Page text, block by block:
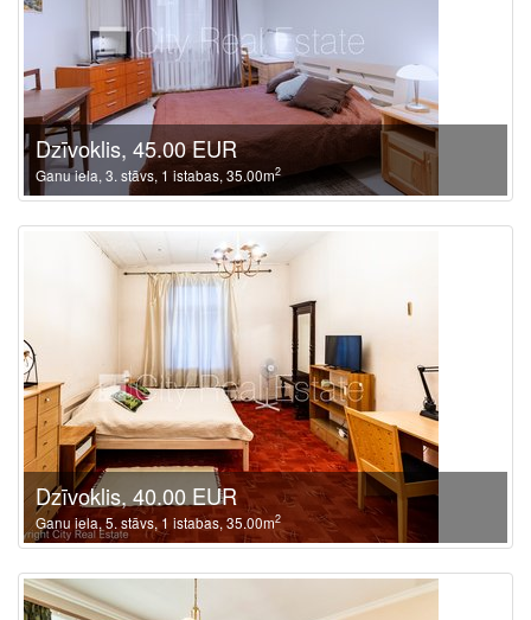
Dzīvoklis, 45.00 EUR
Ganu iela, 3. stāvs, 1 istabas, 35.00m2
Dzīvoklis, 40.00 EUR
Ganu iela, 5. stāvs, 1 istabas, 35.00m2